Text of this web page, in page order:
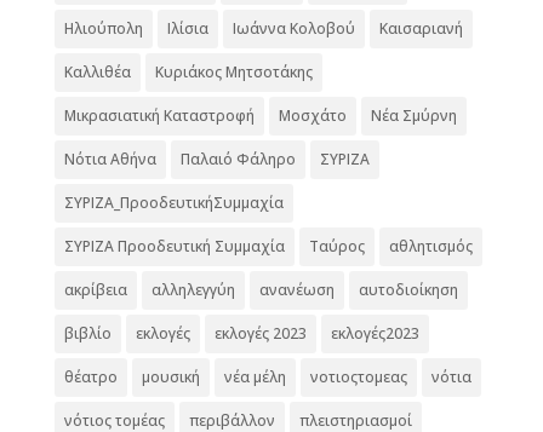
Ηλιούπολη Ιλίσια Ιωάννα Κολοβού Καισαριανή
Καλλιθέα Κυριάκος Μητσοτάκης
Μικρασιατική Καταστροφή Μοσχάτο Νέα Σμύρνη
Νότια Αθήνα Παλαιό Φάληρο ΣΥΡΙΖΑ
ΣΥΡΙΖΑ_ΠροοδευτικήΣυμμαχία
ΣΥΡΙΖΑ Προοδευτική Συμμαχία Ταύρος αθλητισμός
ακρίβεια αλληλεγγύη ανανέωση αυτοδιοίκηση
βιβλίο εκλογές εκλογές 2023 εκλογές2023
θέατρο μουσική νέα μέλη νοτιοςτομεας νότια
νότιος τομέας περιβάλλον πλειστηριασμοί